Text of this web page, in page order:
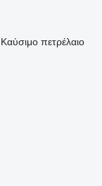
Καύσιμο πετρέλαιο